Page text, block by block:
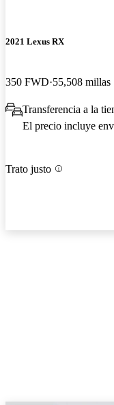
2021 Lexus RX
350 FWD 55,508 millas
Transferencia a la
El precio incluye
Trato justo